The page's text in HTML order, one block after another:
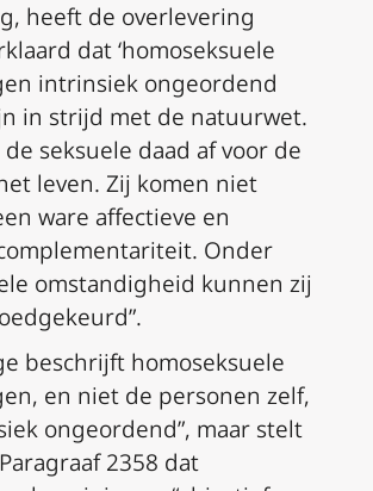
heeft de overlevering
dat ‘homoseksuele
intrinsiek ongeordend
in strijd met de natuurwet.
seksuele daad af voor de
leven. Zij komen niet
ware affectieve en
Onder
omstandigheid kunnen zij
beschrijft homoseksuele
en niet de personen zelf,
ongeordend”, maar stelt
2358 dat